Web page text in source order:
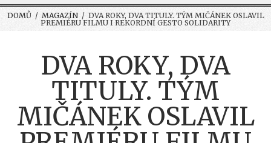
DOMŮ/ MAGAZÍN/ DVA ROKY, DVA TITULY. TÝM MIČÁNEK OSLAVIL
PREMIÉRU FILMU I REKORDNÍ GESTO SOLIDARITY
DVA ROKY, DVA
TITULY. TÝM
MIČÁNEK OSLAVIL